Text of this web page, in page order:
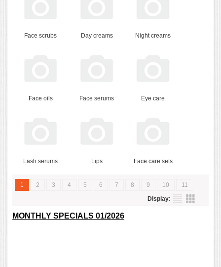
Face scrubs Day creams Night creams
Face oils Face serums Eye care
Lash serums Lips Face care sets
1 2 3 4 5 6 7 8 9 10
11
Display:
MONTHLY SPECIALS 01/2026